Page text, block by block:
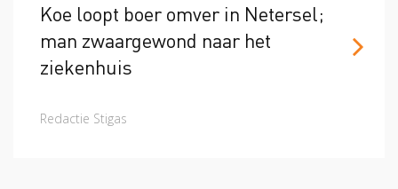
Koe loopt boer omver in Netersel;
man zwaargewond naar het
ziekenhuis
Redactie Stigas